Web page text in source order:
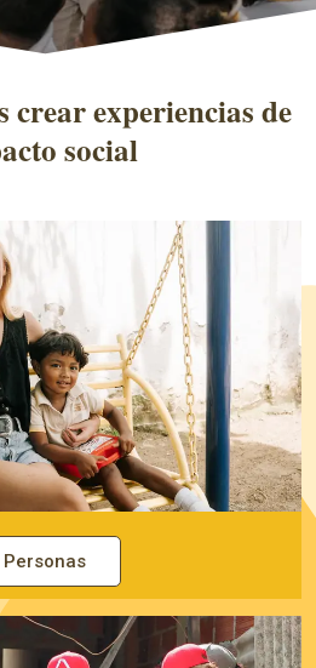
crear experiencias de
social
Personas